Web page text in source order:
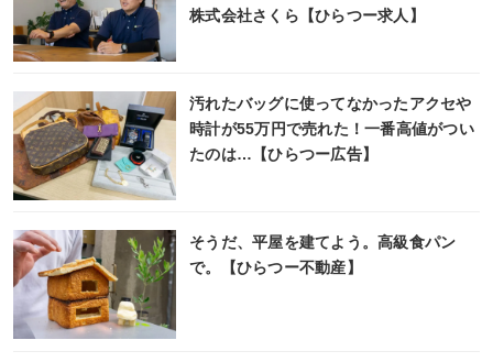
株式会社さくら【ひらつー求人】
汚れたバッグに使ってなかったアクセや
時計が55万円で売れた！一番高値がつい
たのは…【ひらつー広告】
そうだ、平屋を建てよう。高級食パン
で。【ひらつー不動産】